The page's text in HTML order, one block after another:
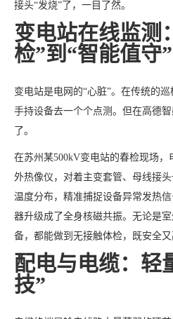
接头“发烧”了，一目了然。
变电站在线监测
检”到“智能值守”
变电站是电网的“心脏”。在传统的
手持设备去一个个点测。但在高德
了。
在苏州某500kV变电站的春检现场
外热像仪，对着主变套管、母线接
温度分布，精准捕捉设备异常发热
器升级成了全身核磁共振。无论是
备，都能做到无接触体检，既安全又
配电与电缆：轻
技”